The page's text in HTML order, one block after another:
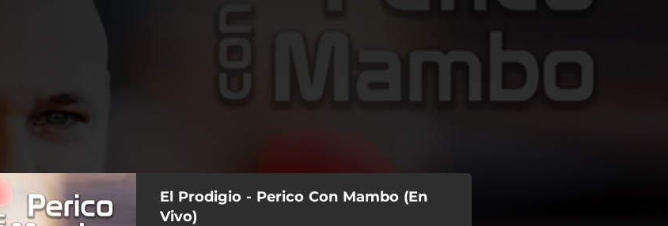
Vivo
El Prodigio - Perico Con Mambo (En
Vivo)